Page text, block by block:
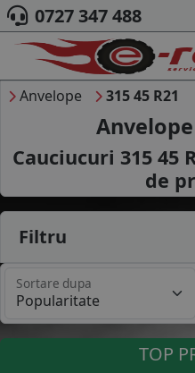
ACASA
DESPRE NOI
ANVELOPE
AUTO
MOTO
B2B -
0727 347 488
Anvelope 315 45 R21
Anvelope
Cauciucuri 315 45
de
Filtru
Sortare dupa
TOP